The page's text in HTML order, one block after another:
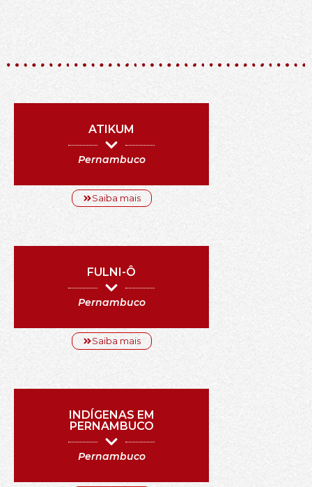
ATIKUM
Pernambuco
Saiba mais
FULNI-Ô
Pernambuco
Saiba mais
INDÍGENAS EM
PERNAMBUCO
Pernambuco